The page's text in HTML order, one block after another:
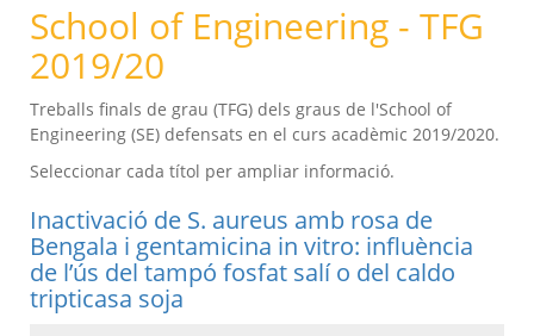
School of Engineering - TFG
2019/20
Treballs finals de grau (TFG) dels graus de l'School of
Engineering (SE) defensats en el curs acadèmic 2019/2020.
Seleccionar cada títol per ampliar informació.
Inactivació de S. aureus amb rosa de
Bengala i gentamicina in vitro: influència
de l’ús del tampó fosfat salí o del caldo
tripticasa soja